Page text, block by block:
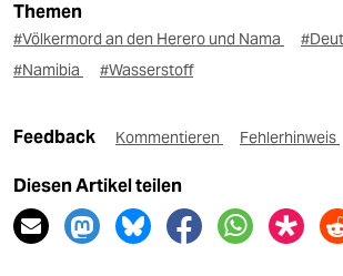
Themen
#Völkermord an den Herero und Nama
#Namibia
#Wasserstoff
Feedback Kommentieren Fehlerhinweis
Diesen Artikel teilen